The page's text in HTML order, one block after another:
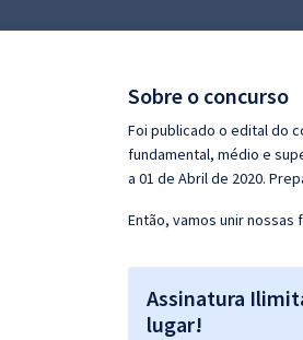
Questões grátis
Conteúdo gratuito
Sobre o concurso
Foi publicado o edital do
fundamental, médio e
a 01 de Abril de 2020.
Então, vamos unir nossas
Assinatura
lugar!